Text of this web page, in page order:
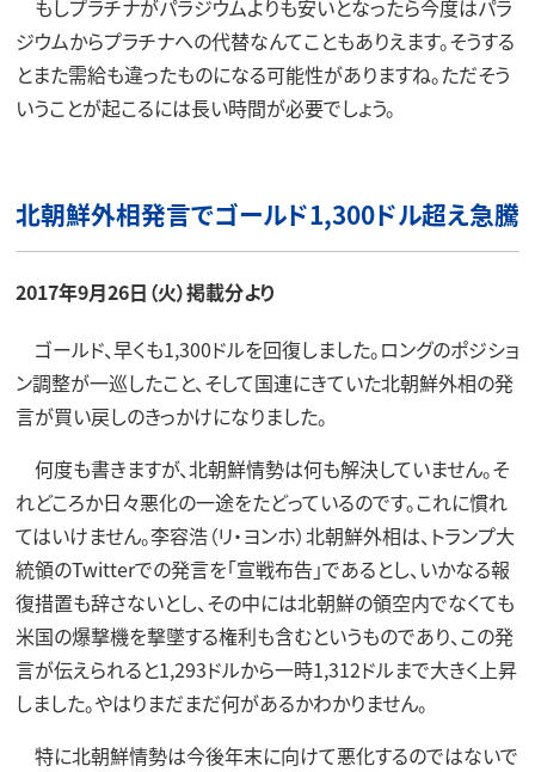
もしプラチナがパラジウムよりも安いとなったら今度はパラ
ジウムからプラチナへの代替なんてこともありえます。そうする
とまた需給も違ったものになる可能性がありますね。ただそう
いうことが起こるには長い時間が必要でしょう。
北朝鮮外相発言でゴールド1,300ドル超え急騰
2017年9月26日（火）掲載分より
ゴールド、早くも1,300ドルを回復しました。ロングのポジショ
ン調整が一巡したこと、そして国連にきていた北朝鮮外相の発
言が買い戻しのきっかけになりました。
何度も書きますが、北朝鮮情勢は何も解決していません。そ
れどころか日々悪化の一途をたどっているのです。これに慣れ
てはいけません。李容浩（リ・ヨンホ）北朝鮮外相は、トランプ大
統領のTwitterでの発言を「宣戦布告」であるとし、いかなる報
復措置も辞さないとし、その中には北朝鮮の領空内でなくても
米国の爆撃機を撃墜する権利も含むというものであり、この発
言が伝えられると1,293ドルから一時1,312ドルまで大きく上昇
しました。やはりまだまだ何があるかわかりません。
特に北朝鮮情勢は今後年末に向けて悪化するのではないで